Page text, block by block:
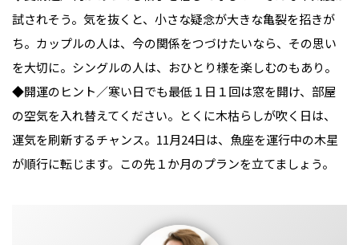
試されそう。気を抜くと、小さな疑念が大きな亀裂を招きが
ち。カップルの人は、今の関係をつづけたいなら、その思い
を大切に。シングルの人は、おひとり様を楽しむのもあり。
◆開運のヒント／寒い日でも最低１日１回は窓を開け、部屋
の空気を入れ替えてください。とくに木枯らしが吹く日は、
運気を刷新するチャンス。11月24日は、魚座を運行中の木星
が順行に転じます。この先１か月のプランを立てましょう。